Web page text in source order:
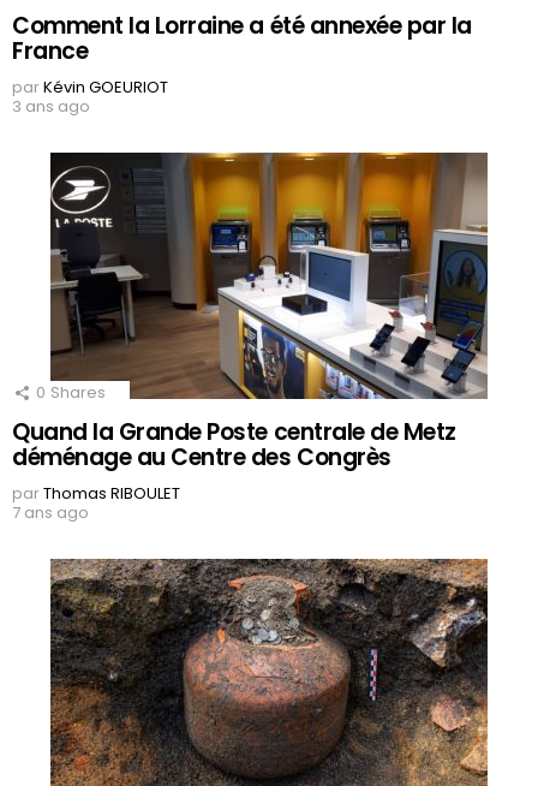
Comment la Lorraine a été annexée par la
France
parKévin GOEURIOT
3 ans ago
0 Shares
Quand la Grande Poste centrale de Metz
déménage au Centre des Congrès
parThomas RIBOULET
7 ans ago